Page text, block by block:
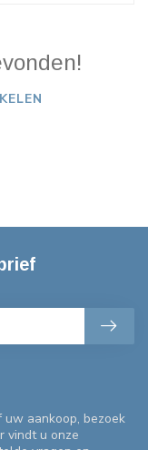
aankoop, bezoek
vindt u onze